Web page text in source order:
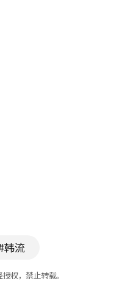
韩流
权，禁止转载。